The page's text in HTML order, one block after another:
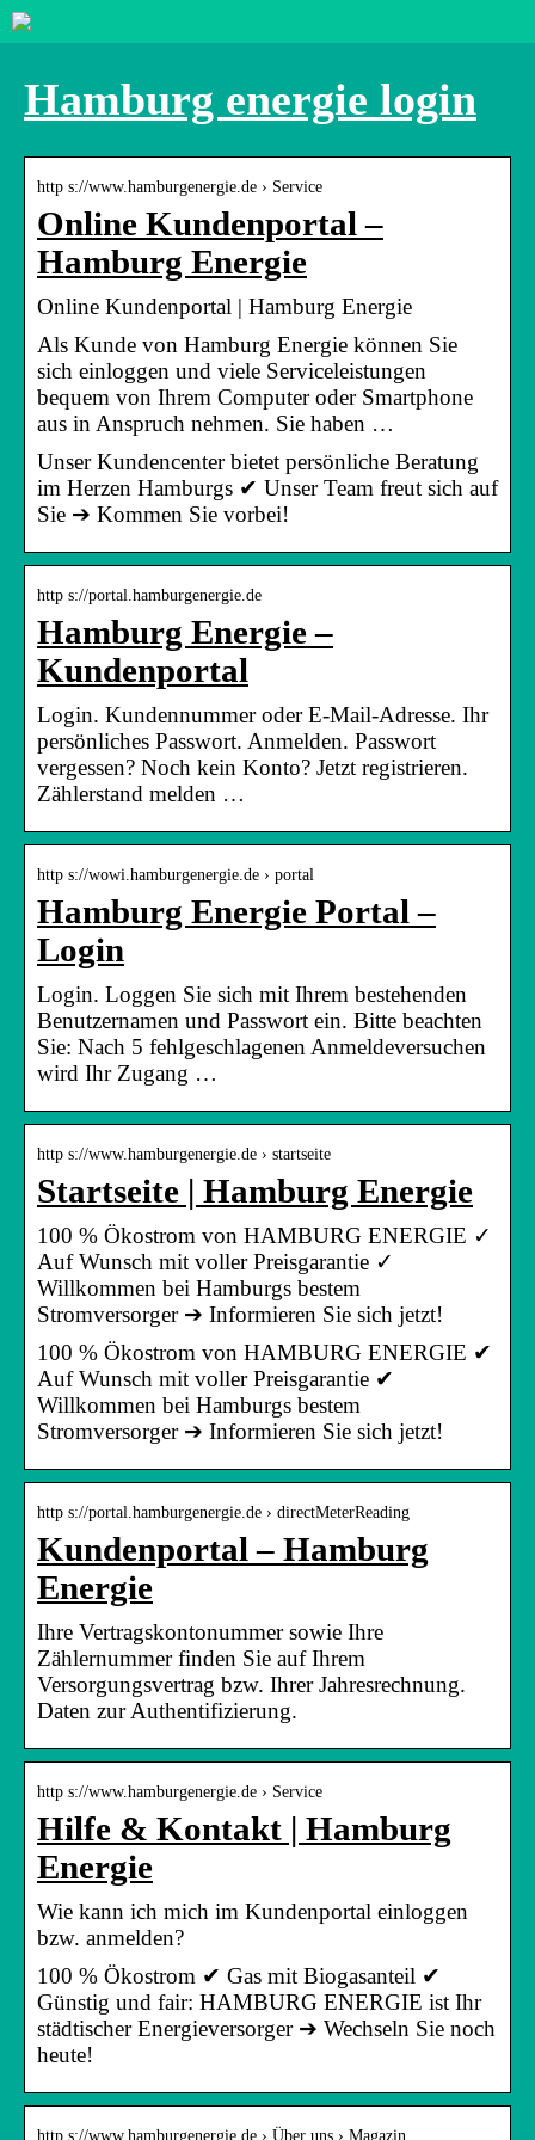
Hamburg energie login
http s://www.hamburgenergie.de › Service
Online Kundenportal –
Hamburg Energie
Online Kundenportal | Hamburg Energie
Als Kunde von Hamburg Energie können Sie
sich einloggen und viele Serviceleistungen
bequem von Ihrem Computer oder Smartphone
aus in Anspruch nehmen. Sie haben …
Unser Kundencenter bietet persönliche Beratung
im Herzen Hamburgs ✔ Unser Team freut sich auf
Sie ➔ Kommen Sie vorbei!
http s://portal.hamburgenergie.de
Hamburg Energie –
Kundenportal
Login. Kundennummer oder E-Mail-Adresse. Ihr
persönliches Passwort. Anmelden. Passwort
vergessen? Noch kein Konto? Jetzt registrieren.
Zählerstand melden …
http s://wowi.hamburgenergie.de › portal
Hamburg Energie Portal –
Login
Login. Loggen Sie sich mit Ihrem bestehenden
Benutzernamen und Passwort ein. Bitte beachten
Sie: Nach 5 fehlgeschlagenen Anmeldeversuchen
wird Ihr Zugang …
http s://www.hamburgenergie.de › startseite
Startseite | Hamburg Energie
100 % Ökostrom von HAMBURG ENERGIE ✓
Auf Wunsch mit voller Preisgarantie ✓
Willkommen bei Hamburgs bestem
Stromversorger ➔ Informieren Sie sich jetzt!
100 % Ökostrom von HAMBURG ENERGIE ✔
Auf Wunsch mit voller Preisgarantie ✔
Willkommen bei Hamburgs bestem
Stromversorger ➔ Informieren Sie sich jetzt!
http s://portal.hamburgenergie.de › directMeterReading
Kundenportal – Hamburg
Energie
Ihre Vertragskontonummer sowie Ihre
Zählernummer finden Sie auf Ihrem
Versorgungsvertrag bzw. Ihrer Jahresrechnung.
Daten zur Authentifizierung.
http s://www.hamburgenergie.de › Service
Hilfe & Kontakt | Hamburg
Energie
Wie kann ich mich im Kundenportal einloggen
bzw. anmelden?
100 % Ökostrom ✔ Gas mit Biogasanteil ✔
Günstig und fair: HAMBURG ENERGIE ist Ihr
städtischer Energieversorger ➔ Wechseln Sie noch
heute!
http s://www.hamburgenergie.de › Über uns › Magazin